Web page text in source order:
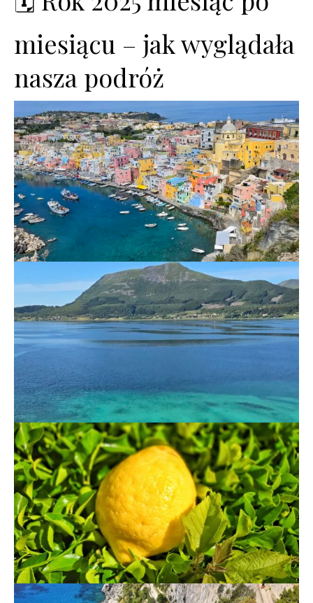
miesiącu – jak wyglądała
nasza podróż